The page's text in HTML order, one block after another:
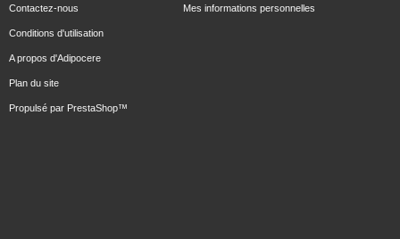
Contactez-nous
Conditions d'utilisation
A propos d'Adipocere
Plan du site
Propulsé par PrestaShop™
Mes informations personnelles